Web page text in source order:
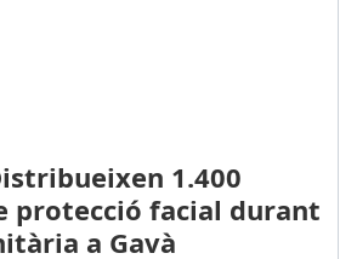
1.400
protecció facial durant
a Gavà